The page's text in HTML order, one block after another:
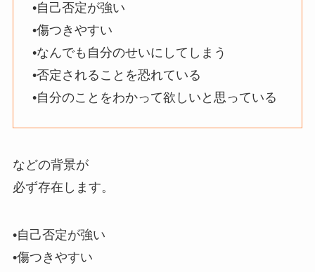
•自己否定が強い
•傷つきやすい
•なんでも自分のせいにしてしまう
•否定されることを恐れている
•自分のことをわかって欲しいと思っている
などの背景が
必ず存在します。
•自己否定が強い
•傷つきやすい